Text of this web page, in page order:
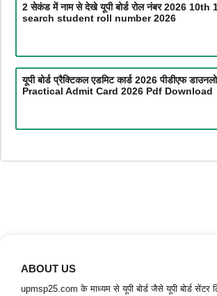
2 सेकंड में नाम से देखे यूपी बोर्ड रोल नंबर 2026
search student roll number 2026
यूपी बोर्ड प्रैक्टिकल एडमिट कार्ड 2026 पीडीएफ
Practical Admit Card 2026 Pdf Download
ABOUT US
upmsp25.com के माध्यम से यूपी बोर्ड जैसे यूपी बोर्ड सेंटर